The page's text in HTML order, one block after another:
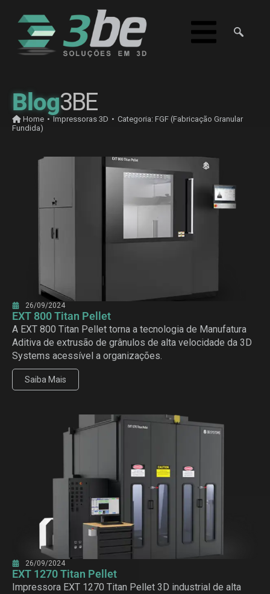
Blog3BE
Home • Impressoras 3D • Categoria: FGF (Fabricação Granular
Fundida)
26/09/2024
EXT 800 Titan Pellet
A EXT 800 Titan Pellet torna a tecnologia de Manufatura
Aditiva de extrusão de grânulos de alta velocidade da 3D
Systems acessível a organizações.
Saiba Mais
26/09/2024
EXT 1270 Titan Pellet
Impressora EXT 1270 Titan Pellet 3D industrial de alta